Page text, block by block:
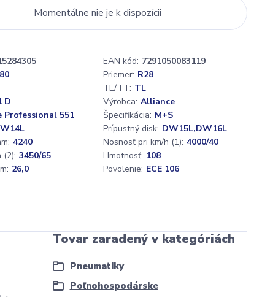
Momentálne nie je k dispozícii
EAN kód: 7291050083119
Priemer: R28
TL/TT: TL
D Výrobca: Alliance
Professional 551 Špecifikácia: M+S
Prípustný disk: DW15L,DW16L
4240 Nosnosť pri km/h (1): 4000/40
(2): 3450/65 Hmotnosť: 108
26,0 Povolenie: ECE 106
Tovar zaradený v kategóriách
Pneumatiky
Poľnohospodárske